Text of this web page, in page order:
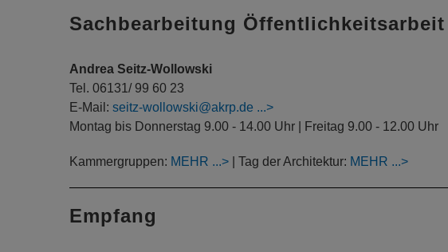
Sachbearbeitung Öffentlichkeitsarbeit
Andrea Seitz-Wollowski
Tel. 06131/ 99 60 23
E-Mail: seitz-wollowski@akrp.de
Montag bis Donnerstag 9.00 - 14.00 Uhr | Freitag 9.00 - 12.00 Uhr
Kammergruppen: MEHR | Tag der Architektur: MEHR
Empfang